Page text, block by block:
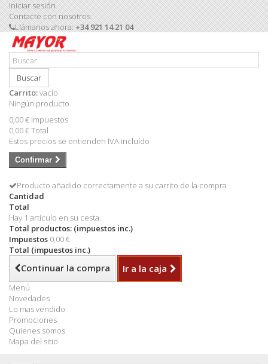
Iniciar sesión
Contacte con nosotros
Llámanos ahora:+34 921 14 21 04
Buscar
Carrito:vacío
Ningún producto
0,00 € Impuestos
0,00 €Total
Estos precios se entienden IVA incluído
Confirmar
Producto añadido correctamente a su carrito de la compra
Cantidad
Total
Hay 1 artículo en su cesta.
Total productos: (impuestos inc.)
Impuestos 0,00 €
Total (impuestos inc.)
Continuar la compra Ir a la caja
Menú
Novedades
Lo mas vendido
Promociones
Quienes somos
Mapa del sitio